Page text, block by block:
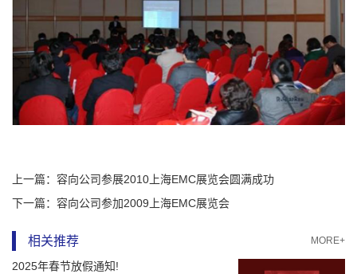
上一篇： 容向公司参展2010上海EMC展览会圆满成功
下一篇： 容向公司参加2009上海EMC展览会
相关推荐 MORE+
2025年春节放假通知!